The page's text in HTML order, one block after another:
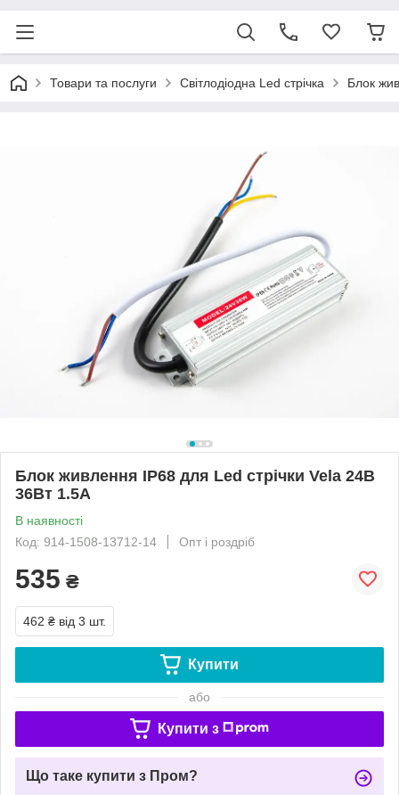
Товари та послуги Світлодіодна Led стрічка Блок
Блок живлення IP68 для Led стрічки Vela 24В
36Вт 1.5А
В наявності
Код: 914-1508-13712-14
Опт і роздріб
535 ₴
462 ₴ від 3 шт.
Купити
або
Купити з
Що таке купити з Пром?